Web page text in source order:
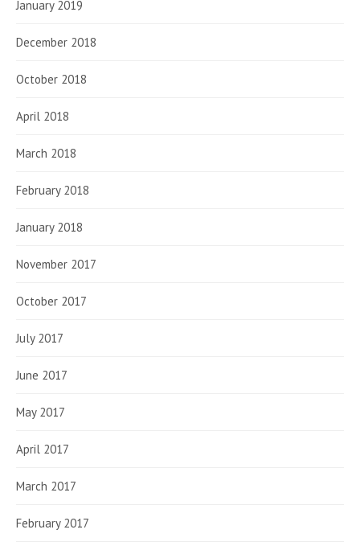
January 2019
December 2018
October 2018
April 2018
March 2018
February 2018
January 2018
November 2017
October 2017
July 2017
June 2017
May 2017
April 2017
March 2017
February 2017